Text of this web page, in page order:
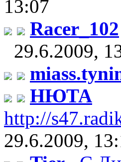
13:07
Racer_102
29.6.2009,
НЮТА
http://
29.6.2009,